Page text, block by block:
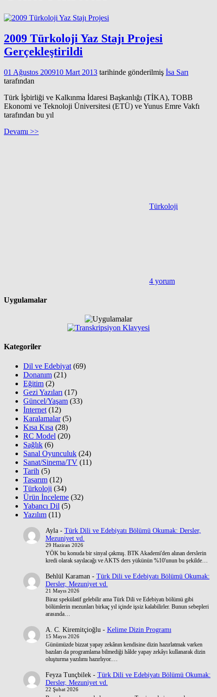
2009 Türkoloji Yaz Stajı Projesi
Gerçekleştirildi
01 Ağustos 200910 Mart 2013 tarihinde gönderilmiş İsa Sarı
tarafından
Türk İşbirliği ve Kalkınma İdaresi Başkanlığı (TİKA), TOBB
Ekonomi ve Teknoloji Üniversitesi (ETÜ) ve Yunus Emre Vakfı
tarafından bu yıl
Devamı >>
Türkoloji
4 yorum
Uygulamalar
Kategoriler
Dil ve Edebiyat (69)
Donanım (21)
Eğitim (2)
Gezi Yazıları (17)
Güncel/Yaşam (33)
İnternet (12)
Karalamalar(5)
Kısa Kısa (28)
RC Model (20)
Sağlık (6)
Sanal Oyunculuk (24)
Sanat/Sinema/TV (11)
Tarih (5)
Tasarım (12)
Türkoloji (34)
Ürün İnceleme (32)
Yabancı Dil (5)
Yazılım (11)
Ayla- Türk Dili ve Edebiyatı Bölümü Okumak: Dersler,
Mezuniyet vd.
29 Haziran 2026
YÖK bu konuda bir sinyal çakmış. BTK Akademi'den alınan derslerin
kredi olarak sayılacağı ve AKTS ders yükünün %10'unun bu şekilde…
Behlül Karaman- Türk Dili ve Edebiyatı Bölümü Okumak:
Dersler, Mezuniyet vd.
21 Mayıs 2026
Biraz spekülatif gelebilir ama Türk Dili ve Edebiyatı bölümü gibi
bölümlerin mezunları birkaç yıl içinde işsiz kalabilirler. Bunun sebepleri
arasında…
A. C. Kiremitçioğlu - Kelime Dizin Programı
15 Mayıs 2026
Günümüzde bizzat yapay zekânın kendisine dizin hazırlatmak varken
bazıları da programlama bilmediği hâlde yapay zekâyı kullanarak dizin
oluşturma yazılımı hazırlıyor.…
Feyza Tunçbilek- Türk Dili ve Edebiyatı Bölümü Okumak:
Dersler, Mezuniyet vd.
22 Şubat 2026